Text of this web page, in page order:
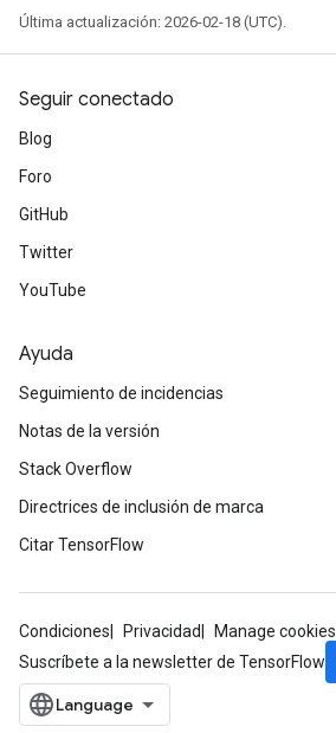
Última actualización: 2026-02-18 (UTC).
Seguir conectado
Blog
Foro
GitHub
Twitter
YouTube
Ayuda
Seguimiento de incidencias
Notas de la versión
Stack Overflow
Directrices de inclusión de marca
Citar TensorFlow
Condiciones Privacidad
Manage cookies
Suscríbete a la newsletter de TensorFlow